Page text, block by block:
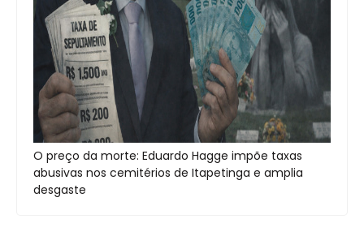
O preço da morte: Eduardo Hagge impõe taxas
abusivas nos cemitérios de Itapetinga e amplia
desgaste